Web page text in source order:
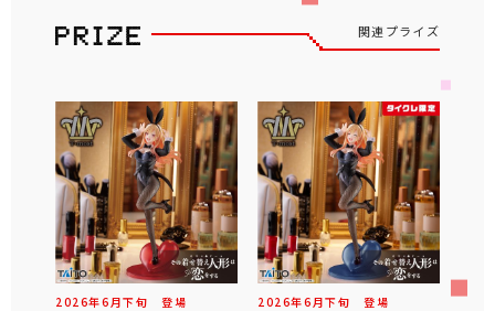
関連プライズ
2026年6 月下旬 登場 2026年6 月下旬 登場